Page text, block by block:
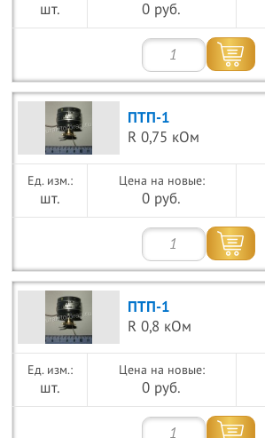
шт. 0 руб.
ПТП-1
R 0,75 кОм
шт.
Цена на новые:
0 руб.
ПТП-1
R 0,8 кОм
шт.
Цена на новые:
0 руб.